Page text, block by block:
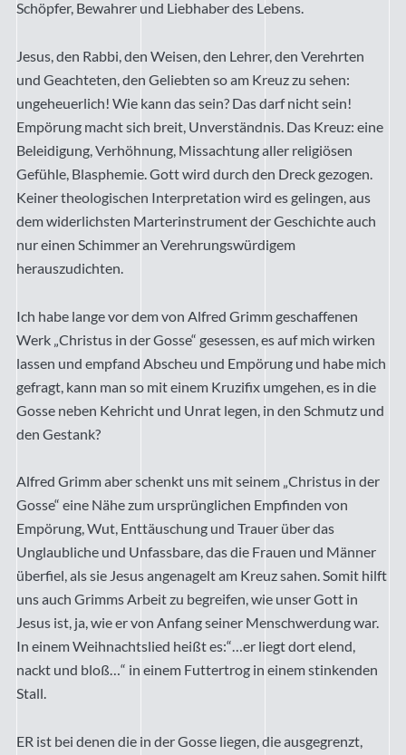
Schöpfer, Bewahrer und Liebhaber des Lebens.
Jesus, den Rabbi, den Weisen, den Lehrer, den Verehrten
und Geachteten, den Geliebten so am Kreuz zu sehen:
ungeheuerlich! Wie kann das sein? Das darf nicht sein!
Empörung macht sich breit, Unverständnis. Das Kreuz: eine
Beleidigung, Verhöhnung, Missachtung aller religiösen
Gefühle, Blasphemie. Gott wird durch den Dreck gezogen.
Keiner theologischen Interpretation wird es gelingen, aus
dem widerlichsten Marterinstrument der Geschichte auch
nur einen Schimmer an Verehrungswürdigem
herauszudichten.
Ich habe lange vor dem von Alfred Grimm geschaffenen
Werk „Christus in der Gosse“ gesessen, es auf mich wirken
lassen und empfand Abscheu und Empörung und habe mich
gefragt, kann man so mit einem Kruzifix umgehen, es in die
Gosse neben Kehricht und Unrat legen, in den Schmutz und
den Gestank?
Alfred Grimm aber schenkt uns mit seinem „Christus in der
Gosse“ eine Nähe zum ursprünglichen Empfinden von
Empörung, Wut, Enttäuschung und Trauer über das
Unglaubliche und Unfassbare, das die Frauen und Männer
überfiel, als sie Jesus angenagelt am Kreuz sahen. Somit hilft
uns auch Grimms Arbeit zu begreifen, wie unser Gott in
Jesus ist, ja, wie er von Anfang seiner Menschwerdung war.
In einem Weihnachtslied heißt es:“…er liegt dort elend,
nackt und bloß…“ in einem Futtertrog in einem stinkenden
Stall.
ER ist bei denen die in der Gosse liegen, die ausgegrenzt,